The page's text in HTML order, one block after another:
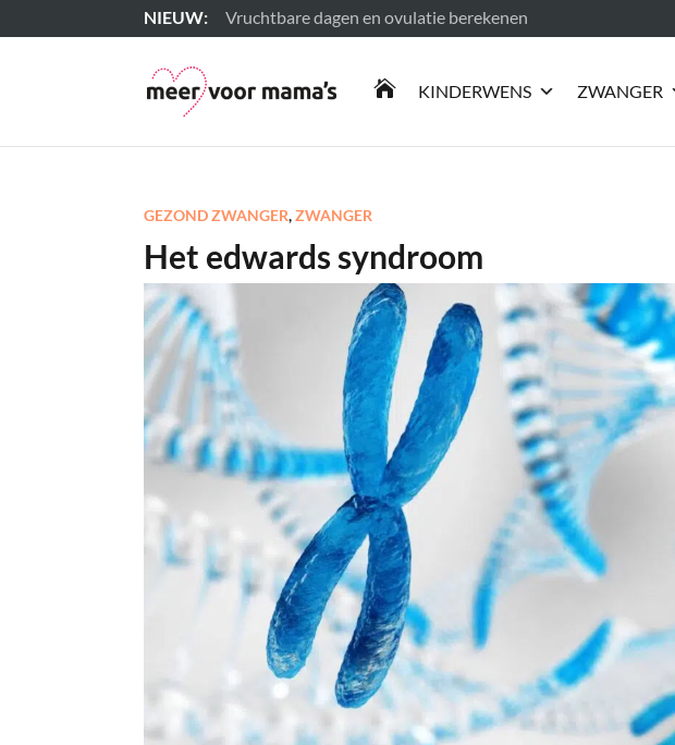
Vruchtbare dagen en ovulatie berekenen
Lees meer
 KINDERWENS ZWANGER
GEZOND ZWANGER,ZWANGER
Het edwards syndroom